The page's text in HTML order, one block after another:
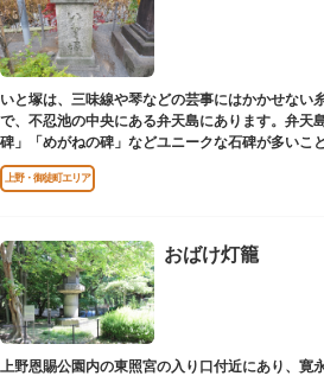
いと塚は、三味線や琴などの芸事にはかかせない
で、不忍池の中央にある弁天島にあります。弁天
碑」「めがねの碑」などユニークな石碑が多いこ
上野・御徒町エリア
おばけ灯籠
上野恩賜公園内の東照宮の入り口付近にあり、寛